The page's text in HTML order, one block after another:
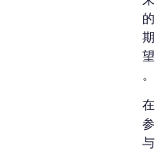
的
期
望
。
在
参
与